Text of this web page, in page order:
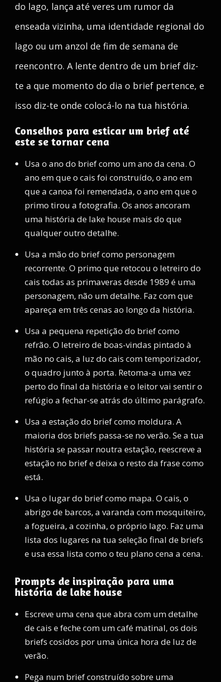
do lago, lança até veres um rumor da
enseada vizinha, uma identidade regional do
lago ou um anzol de fim de semana de
reencontro. A lente dentro de um brief diz-
te a que momento do dia o brief pertence, e
isso diz-te onde colocá-lo na tua história.
Conselhos para esticar um brief até
este se tornar cena
Usa o ano do brief como um ano da cena. O
ano em que o cais foi construído, o ano em
que a canoa foi remendada, o ano em que o
primo tirou a fotografia. Os anos ancoram
uma história de lake house mais do que
qualquer outro detalhe.
Usa a mão do brief como personagem
recorrente. O primo que retocou o letreiro do
cais todas as primaveras desde 1989 é uma
personagem, não um detalhe. Faz com que
apareça em três cenas ao longo da história.
Usa a pequena repetição do brief como
refrão. O letreiro de boas-vindas pintado à
mão no cais, a luz do cais com temporizador,
o quadro junto à porta. Retoma-a uma vez
perto do final da história e o leitor vai sentir o
refúgio a fechar-se atrás do último parágrafo.
Usa a estação do brief como moldura. A
maioria dos briefs passa-se no verão. Se a tua
história se passar noutra estação, reescreve a
estação no brief e deixa o resto da frase como
está.
Usa o lugar do brief como mapa. O cais, o
abrigo de barcos, a varanda com mosquiteiro,
a fogueira, a cozinha, o próprio lago. Faz uma
lista dos lugares na tua seleção final de briefs
e usa essa lista como o teu plano cena a cena.
Prompts de inspiração para uma
história de lake house
Escreve uma cena que abra com um detalhe
de cais e feche com um café matinal, os dois
briefs cosidos por uma única hora de luz de
verão.
Pega num brief construído sobre uma